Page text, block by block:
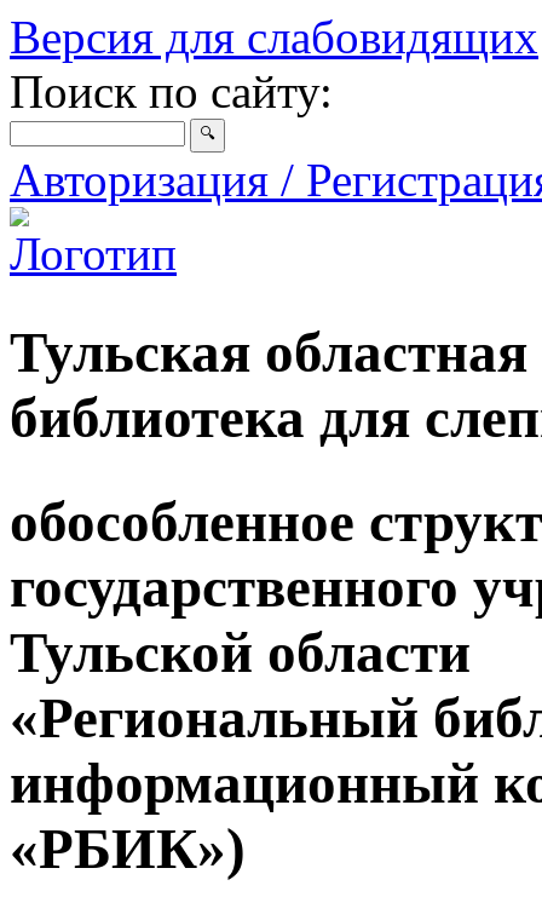
Версия для слабовидящих
Поиск по сайту:
Авторизация /
Тульская
библиотека для
обособленное
государственного
Тульской области
«Региональный
информационный
«РБИК»)